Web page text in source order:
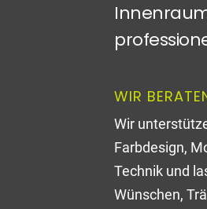
WIR
Wir
Farbdesign,
Technik und
Wünschen,